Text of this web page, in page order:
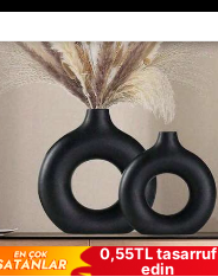
0,55TL tasarruf
edin